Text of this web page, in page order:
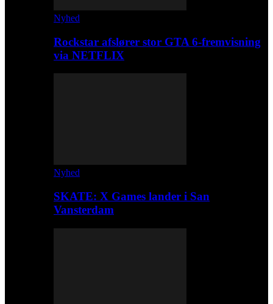
Nyhed
Rockstar afslører stor GTA 6-fremvisning
via NETFLIX
Nyhed
SKATE: X Games lander i San
Vansterdam